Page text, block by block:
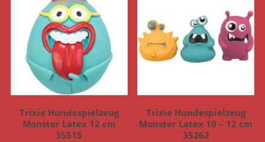
Trixie Hundespielzeug
Monster Latex 12 cm
35515
Trixie Hundespielzeug
Monster Latex 10 – 12 cm
35262